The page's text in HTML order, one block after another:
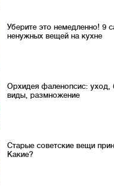
Уберите это немедленно! 9
ненужных вещей на кухне
Орхидея фаленопсис: уход,
виды, размножение
Старые советские вещи
Какие?